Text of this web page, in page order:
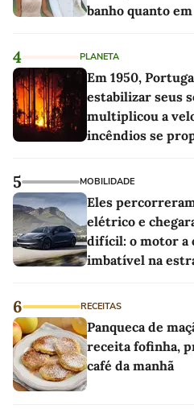
banho quanto
4 PLANETA
Em 1950,
estabilizar seus
multiplicou a
incêndios se
5 MOBILIDADE
Eles
elétrico e
difícil: o motor a
imbatível na
6 RECEITAS
Panqueca de
receita fofinha,
café da manhã